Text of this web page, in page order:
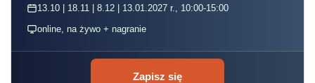
13.10 | 18.11 | 8.12 | 13.01.2027 r., 10:00-15:00
online, na żywo + nagranie
Zapisz się